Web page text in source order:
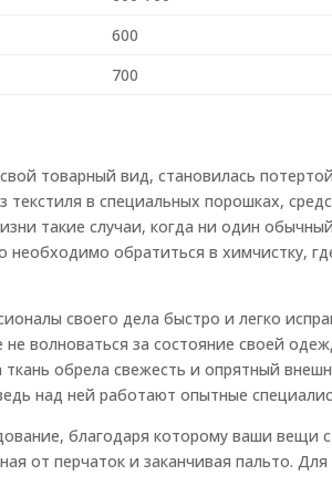
600
700
товарный вид, становилась
в специальных порошках,
такие случаи, когда ни один
необходимо обратиться в химчистку,
своего дела быстро и легко
волноваться за состояние своей
обрела свежесть и опрятный
над ней работают опытные
благодаря которому ваши вещи
от перчаток и заканчивая пальто.